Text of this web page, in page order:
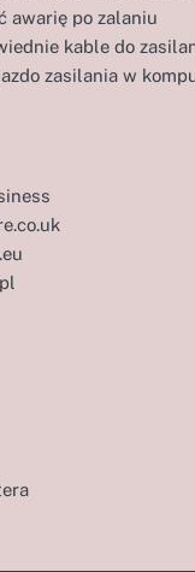
awarię po zalaniu
kable do
zasilania w